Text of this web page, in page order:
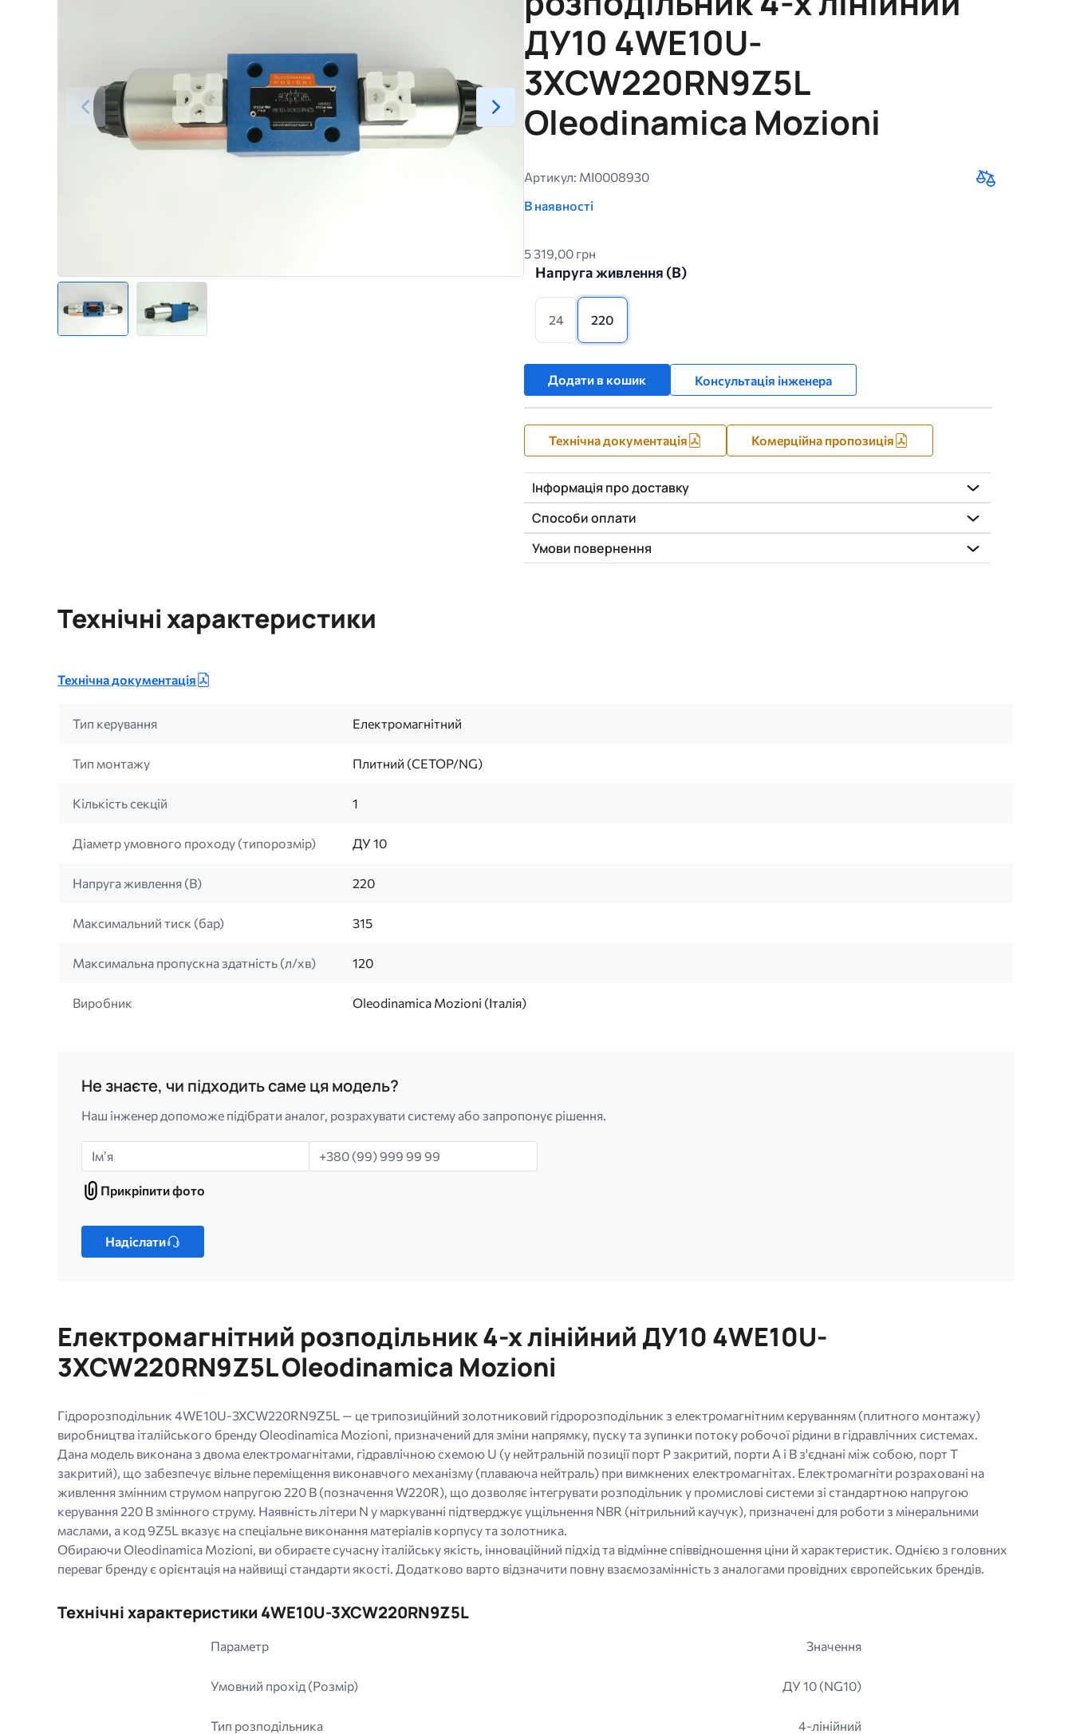
ДУ10 4WE10U-
3XCW220RN9Z5L
Oleodinamica Mozioni
Артикул: MI0008930
В наявності
5 319,00 грн
Напруга живлення (B)
24 220
Додати в кошик Консультація інженера
Технічна документація Комерційна пропозиція
Інформація про доставку
Способи оплати
Умови повернення
Технічні характеристики
Технічна документація
Тип керування Електромагнітний
Тип монтажу Плитний (CETOP/NG)
Кількість секцій 1
Діаметр умовного проходу (типорозмір) ДУ 10
Напруга живлення (B) 220
Максимальний тиск (бар) 315
Максимальна пропускна здатність (л/хв) 120
Виробник Oleodinamica Mozioni (Італія)
Не знаєте, чи підходить саме ця модель?
Наш інженер допоможе підібрати аналог, розрахувати систему або запропонує рішення.
Імʼя Телефон
Прикріпити
Прикріпити фото
один
файл.
Дозволені
gif
png.
Надіслати
Електромагнітний розподільник 4-х лінійний ДУ10 4WE10U-
3XCW220RN9Z5L Oleodinamica Mozioni
Гідророзподільник 4WE10U-3XCW220RN9Z5L — це трипозиційний золотниковий гідророзподільник з електромагнітним керуванням (плитного монтажу)
виробництва італійського бренду Oleodinamica Mozioni, призначений для зміни напрямку, пуску та зупинки потоку робочої рідини в гідравлічних системах.
Дана модель виконана з двома електромагнітами, гідравлічною схемою U (у нейтральній позиції порт P закритий, порти A і B з'єднані між собою, порт T
закритий), що забезпечує вільне переміщення виконавчого механізму (плаваюча нейтраль) при вимкнених електромагнітах. Електромагніти розраховані на
живлення змінним струмом напругою 220 В (позначення W220R), що дозволяє інтегрувати розподільник у промислові системи зі стандартною напругою
керування 220 В змінного струму. Наявність літери N у маркуванні підтверджує ущільнення NBR (нітрильний каучук), призначені для роботи з мінеральними
маслами, а код 9Z5L вказує на спеціальне виконання матеріалів корпусу та золотника.
Обираючи Oleodinamica Mozioni, ви обираєте сучасну італійську якість, інноваційний підхід та відмінне співвідношення ціни й характеристик. Однією з головних
переваг бренду є орієнтація на найвищі стандарти якості. Додатково варто відзначити повну взаємозамінність з аналогами провідних європейських брендів.
Технічні характеристики 4WE10U-3XCW220RN9Z5L
Параметр Значення
Умовний прохід (Розмір) ДУ 10 (NG10)
Тип розподільника 4-лінійний